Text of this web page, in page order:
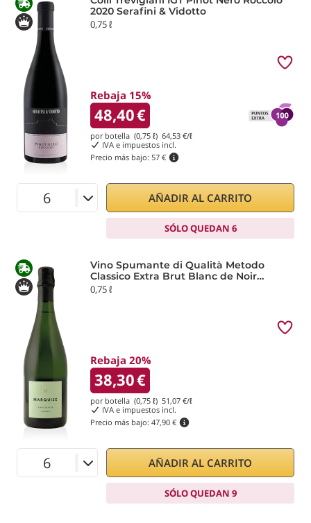
2020 Serafini & Vidotto
0,75 ℓ
Rebaja 15%
48,40€
por botella (0,75 ℓ) 64,53 €/ℓ
IVA e impuestos incl.
Precio más bajo: 57 €
AÑADIR AL CARRITO
SÓLO QUEDAN 6
Vino Spumante di Qualità Metodo
Classico Extra Brut Blanc de Noir
Marquise Cuvée M16 Serafini & Vidotto
0,75 ℓ
Rebaja 20%
38,30€
por botella (0,75 ℓ) 51,07 €/ℓ
IVA e impuestos incl.
Precio más bajo: 47,90 €
AÑADIR AL CARRITO
SÓLO QUEDAN 9